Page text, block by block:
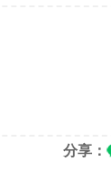
分享：